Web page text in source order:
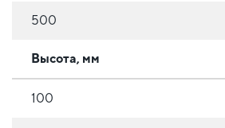
500
Высота, мм
100